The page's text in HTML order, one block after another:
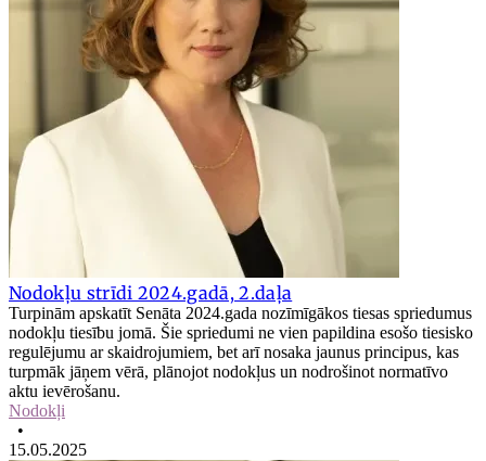
Nodokļu strīdi 2024.gadā, 2.daļa
Turpinām apskatīt Senāta 2024.gada nozīmīgākos tiesas spriedumus
nodokļu tiesību jomā. Šie spriedumi ne vien papildina esošo tiesisko
regulējumu ar skaidrojumiem, bet arī nosaka jaunus principus, kas
turpmāk jāņem vērā, plānojot nodokļus un nodrošinot normatīvo
aktu ievērošanu.
Nodokļi
•
15.05.2025